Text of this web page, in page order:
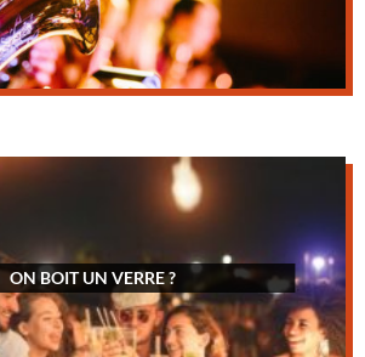
ON BOIT UN VERRE ?